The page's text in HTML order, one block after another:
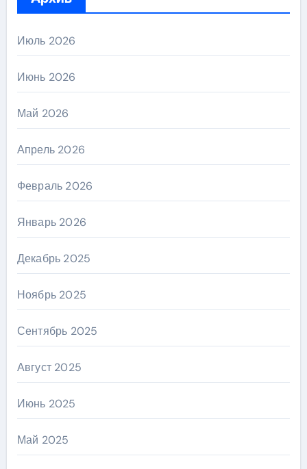
Июль 2026
Июнь 2026
Май 2026
Апрель 2026
Февраль 2026
Январь 2026
Декабрь 2025
Ноябрь 2025
Сентябрь 2025
Август 2025
Июнь 2025
Май 2025